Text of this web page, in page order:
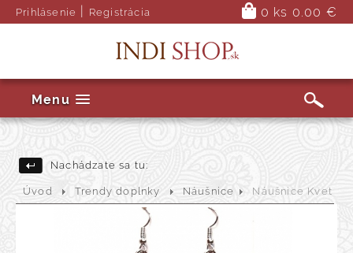
Prihlásenie Registrácia 0 ks 0.00 €
Menu
Nachádzate sa tu:
Úvod Trendy doplnky Náušnice Náušnice Kvet